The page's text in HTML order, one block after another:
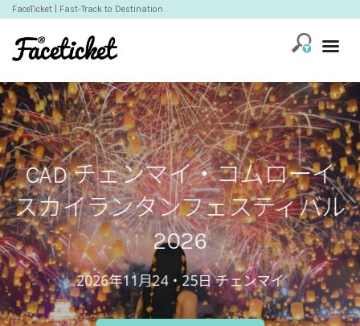
FaceTicket | Fast-Track to Destination
CAD チェンマイ・コムローイ
スカイランタンフェスティバル
2026
2026年11月24・25日 チェンマイ